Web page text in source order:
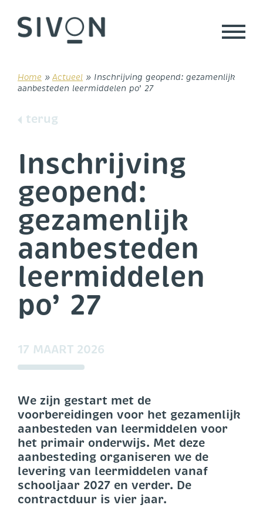
content
Home » Actueel » Inschrijving geopend: gezamenlijk
aanbesteden leermiddelen po’ 27
terug
Inschrijving
geopend:
gezamenlijk
aanbesteden
leermiddelen
po’ 27
17 MAART 2026
We zijn gestart met de
voorbereidingen voor het gezamenlijk
aanbesteden van leermiddelen voor
het primair onderwijs. Met deze
aanbesteding organiseren we de
levering van leermiddelen vanaf
schooljaar 2027 en verder. De
contractduur is vier jaar.